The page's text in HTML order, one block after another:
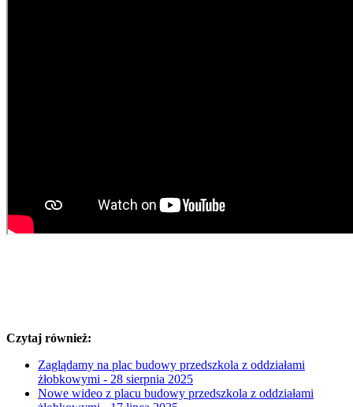
Czytaj również:
Zaglądamy na plac budowy przedszkola z oddziałami
żłobkowymi - 28 sierpnia 2025
Nowe wideo z placu budowy przedszkola z oddziałami